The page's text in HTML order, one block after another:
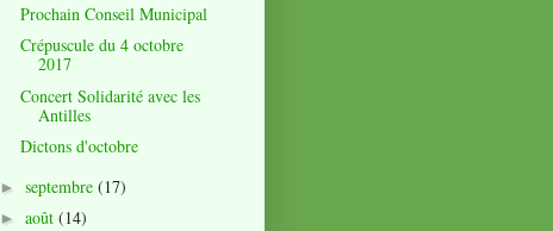
Prochain Conseil Municipal
Crépuscule du 4 octobre
2017
Concert Solidarité avec les
Antilles
Dictons d'octobre
► septembre (17)
► août (14)